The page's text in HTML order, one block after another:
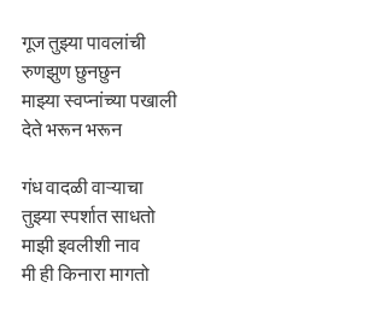
गूज तुझ्या पावलांची
रुणझुण छुनछुन
माझ्या स्वप्नांच्या पखाली
देते भरून भरून
गंध वादळी वाऱ्याचा
तुझ्या स्पर्शात साधतो
माझी इवलीशी नाव
मी ही किनारा मागतो